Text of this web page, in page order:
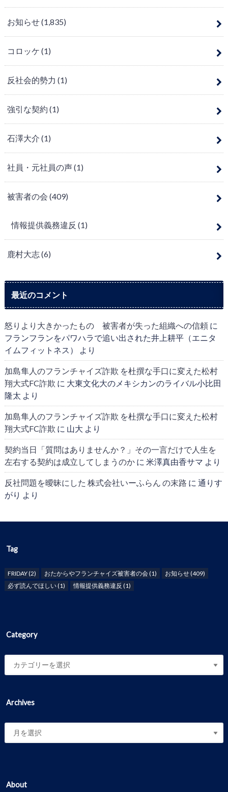
お知らせ(1,835)
コロッケ (1)
反社会的勢力 (1)
強引な契約 (1)
石澤大介 (1)
社員・元社員の声(1)
被害者の会 (409)
情報提供義務違反 (1)
鹿村大志(6)
最近のコメント
怒りより大きかったもの 被害者が失った組織への信頼に
フランフランをパワハラで追い出された井上耕平（エニタ
イムフィットネス）
より
加島隼人のフランチャイズ詐欺 を杜撰な手口に変えた松村
翔大式FC詐欺 に 大東文化大のメキシカンのライバル小比田
隆太 より
加島隼人のフランチャイズ詐欺 を杜撰な手口に変えた松村
翔大式FC詐欺 に 山大 より
契約当日「質問はありませんか？」その一言だけで人生を
左右する契約は成立してしまうのかに 米澤真由香サマ より
反社問題を曖昧にした 株式会社いーふらん の末路 に 通りす
がり より
Tag
FRIDAY(2) おたからやフランチャイズ被害者の会(1) お知らせ(409)
必ず読んでほしい(1) 情報提供義務違反 (1)
Category
Archives
About